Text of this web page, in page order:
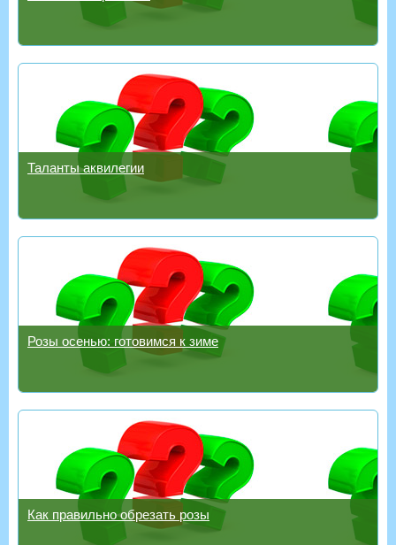
Таланты аквилегии
Розы осенью: готовимся к зиме
Как правильно обрезать розы